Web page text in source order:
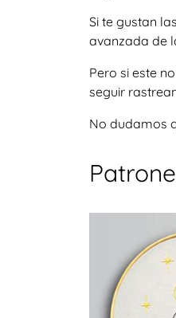
Si te gustan
avanzada de
Pero si este
seguir
No dudamos